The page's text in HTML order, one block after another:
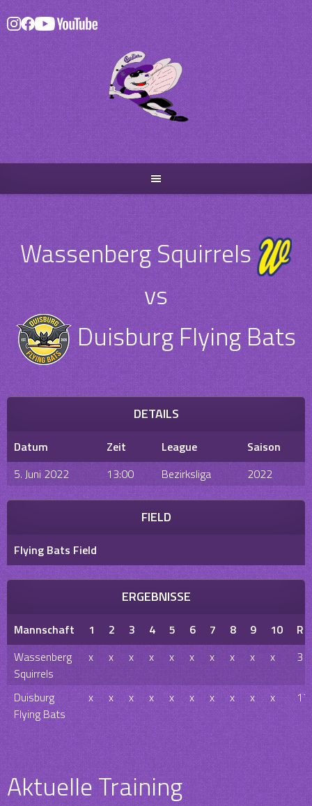
Skip
to
content
Wassenberg Squirrels
vs
Duisburg Flying Bats
DETAILS
Datum Zeit League
Saison
5. Juni 2022
13:00 Bezirksliga 2022
FIELD
Flying Bats Field
ERGEBNISSE
Mannschaft 1 2 3 4 5 6 7 8 9 10
R
Wassenberg
Squirrels
x x x x x x x x x x 3
Duisburg
Flying Bats
x x x x x x x x x x 17
Aktuelle Training